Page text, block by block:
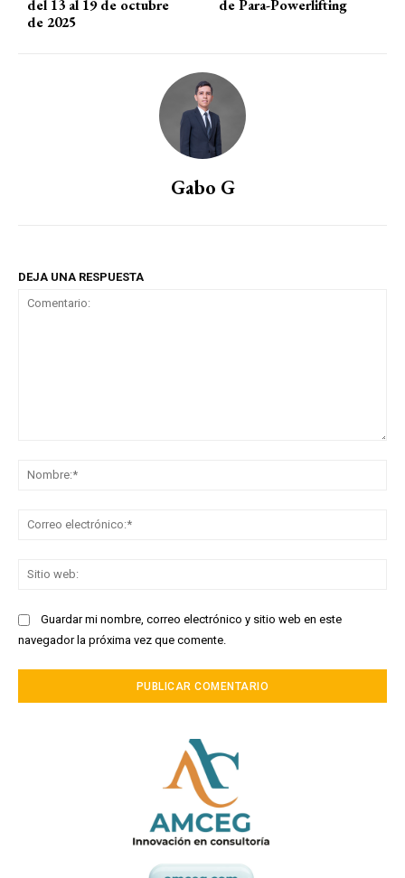
del 13 al 19 de octubre
de 2025
de Para-Powerlifting
Gabo G
DEJA UNA RESPUESTA
Guardar mi nombre, correo electrónico y sitio web en este
navegador la próxima vez que comente.